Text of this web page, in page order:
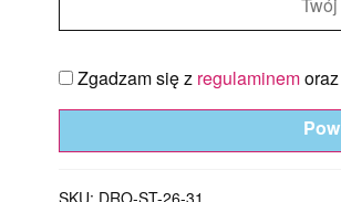
Zgadzam się z regulaminem